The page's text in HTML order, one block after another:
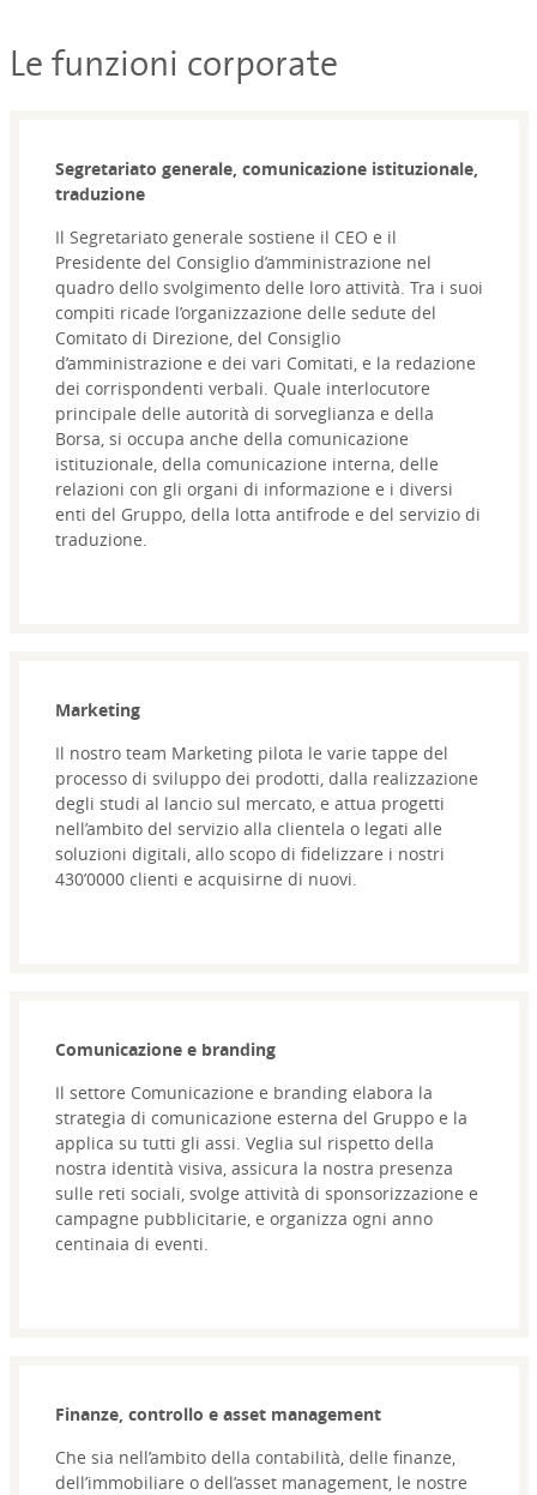
Le funzioni corporate
Segretariato generale, comunicazione istituzionale,
traduzione
Il Segretariato generale sostiene il CEO e il
Presidente del Consiglio d’amministrazione nel
quadro dello svolgimento delle loro attività. Tra i suoi
compiti ricade l’organizzazione delle sedute del
Comitato di Direzione, del Consiglio
d’amministrazione e dei vari Comitati, e la redazione
dei corrispondenti verbali. Quale interlocutore
principale delle autorità di sorveglianza e della
Borsa, si occupa anche della comunicazione
istituzionale, della comunicazione interna, delle
relazioni con gli organi di informazione e i diversi
enti del Gruppo, della lotta antifrode e del servizio di
traduzione.
Marketing
Il nostro team Marketing pilota le varie tappe del
processo di sviluppo dei prodotti, dalla realizzazione
degli studi al lancio sul mercato, e attua progetti
nell’ambito del servizio alla clientela o legati alle
soluzioni digitali, allo scopo di fidelizzare i nostri
430’0000 clienti e acquisirne di nuovi.
Comunicazione e branding
Il settore Comunicazione e branding elabora la
strategia di comunicazione esterna del Gruppo e la
applica su tutti gli assi. Veglia sul rispetto della
nostra identità visiva, assicura la nostra presenza
sulle reti sociali, svolge attività di sponsorizzazione e
campagne pubblicitarie, e organizza ogni anno
centinaia di eventi.
Finanze, controllo e asset management
Che sia nell’ambito della contabilità, delle finanze,
dell’immobiliare o dell’asset management, le nostre